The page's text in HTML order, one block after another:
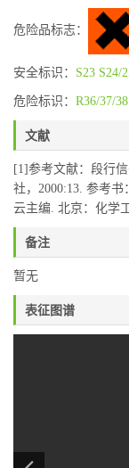
危险品标志：
安全标识： S23 S24/
危险标识： R36/37/38
文献
[1]参考文献：段行
社，2000:13. 参考
云主编. 北京：化学
备注
暂无
表征图谱